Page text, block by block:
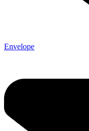
Envelope